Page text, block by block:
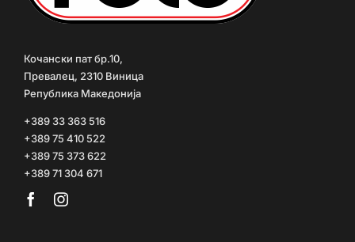
Кочански пат бр.10,
Превалец, 2310 Виница
Република Македонија
+389 33 363 516
+389 75 410 522
+389 75 373 622
+389 71 304 671